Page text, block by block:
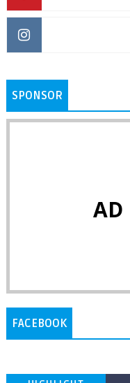
SPONSOR
AD
FACEBOOK